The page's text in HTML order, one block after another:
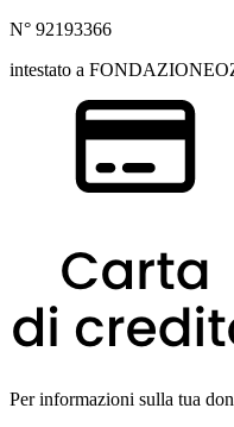
N° 92193366
intestato a
Per informazioni sulla tua